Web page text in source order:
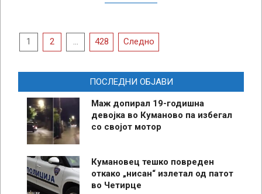
Posts
1 2 … 428 Следно
ПОСЛЕДНИ ОБЈАВИ
Маж допирал 19-годишна
девојка во Куманово па избегал
со својот мотор
Кумановец тешко повреден
откако „нисан“ излетал од патот
во Четирце